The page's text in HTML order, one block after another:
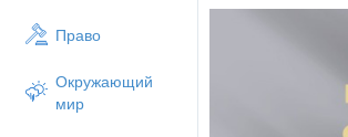
Право
Окружающий
мир